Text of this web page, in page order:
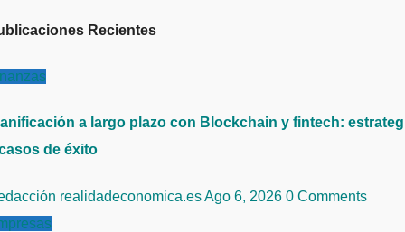
Recientes
a largo plazo con Blockchain y fintech:
de éxito
realidadeconomica.esAgo 6, 2026 0 Comments